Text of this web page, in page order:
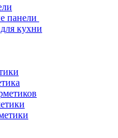
панели
кухни